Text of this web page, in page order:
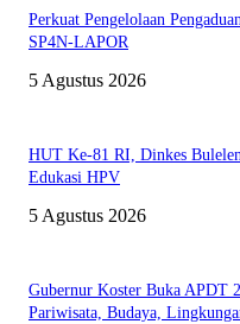
Perkuat Pengelolaan
SP4N-LAPOR
5 Agustus 2026
HUT Ke-81 RI, Dinkes
Edukasi HPV
5 Agustus 2026
Gubernur Koster Buka APDT
Pariwisata, Budaya,